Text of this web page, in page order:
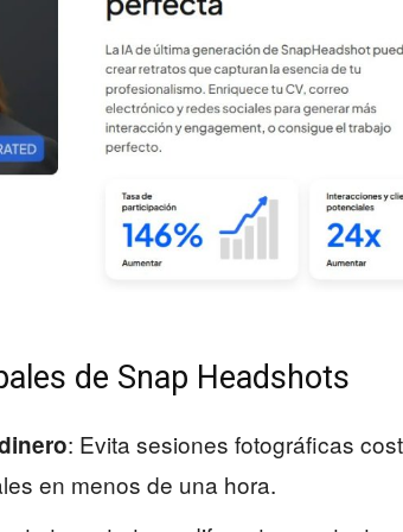
de Snap Headshots
: Evita sesiones fotográficas
en menos de una hora.